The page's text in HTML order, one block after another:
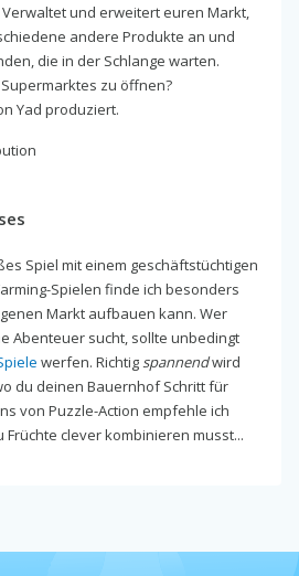
und erweitert euren Markt,
andere Produkte an und
die in der Schlange warten.
zu öffnen?
Yad produziert.
Spiel mit einem geschäftstüchtigen
Spielen finde ich besonders
Markt aufbauen kann. Wer
Abenteuer sucht, sollte unbedingt
werfen. Richtigspannendwird
du deinen Bauernhof Schritt für
von Puzzle-Action empfehle ich
Früchte clever kombinieren musst...